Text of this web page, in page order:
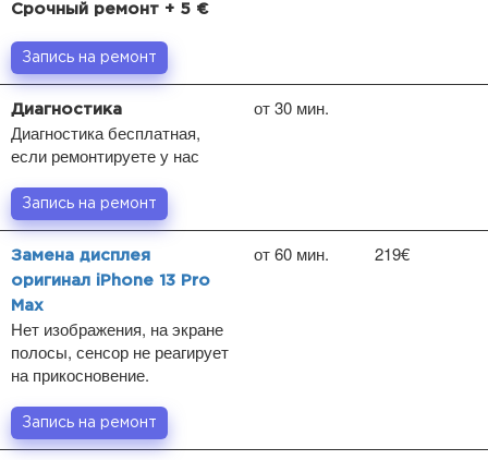
Срочный ремонт + 5 €
Запись на ремонт
Диагностика
Диагностика бесплатная,
если ремонтируете у нас
от 30 мин.
Запись на ремонт
Замена дисплея
оригинал iPhone 13 Pro
Max
Нет изображения, на экране
полосы, сенсор не реагирует
на прикосновение.
от 60 мин. 219€
Запись на ремонт